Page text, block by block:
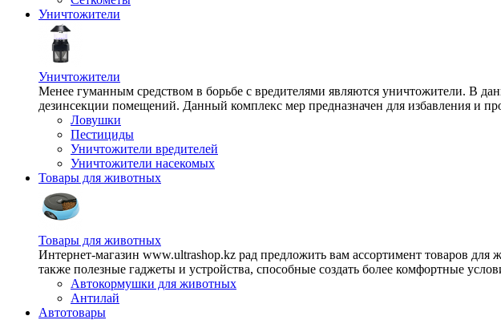
Уничтожители
Уничтожители
Менее гуманным средством в борьбе с вредителями являются уничтожители. В
дезинсекции помещений. Данный комплекс мер предназначен для избавления и
Ловушки
Пестициды
Уничтожители вредителей
Уничтожители насекомых
Товары для животных
Товары для животных
Интернет-магазин www.ultrashop.kz рад предложить вам ассортимент товаров
также полезные гаджеты и устройства, способные создать более комфортные
Автокормушки для животных
Антилай
Автотовары